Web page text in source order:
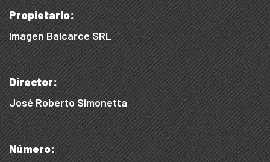
Propietario:
Imagen Balcarce SRL
Director:
José Roberto Simonetta
Número: